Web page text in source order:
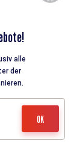
alle
der